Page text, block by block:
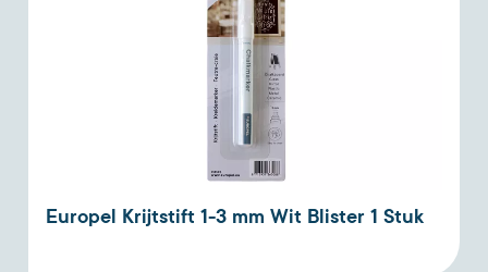
Europel Krijtstift 1-3 mm Wit Blister 1 Stuk